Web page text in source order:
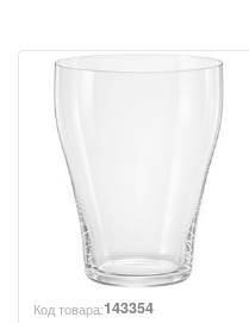
Код товара:143354